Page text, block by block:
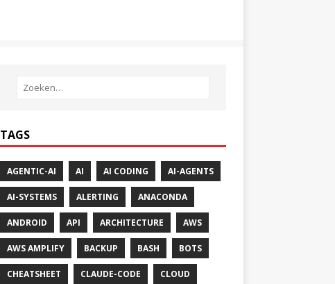
TAGS
AGENTIC-AI AI AI CODING AI-AGENTS
AI-SYSTEMS ALERTING ANACONDA
ANDROID API ARCHITECTURE AWS
AWS AMPLIFY BACKUP BASH BOTS
CHEATSHEET CLAUDE-CODE CLOUD